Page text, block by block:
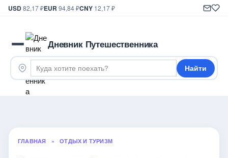
USD82,17 ₽EUR 94,84 ₽CNY 12,17 ₽
Дневник Путешественника
Найти
ГЛАВНАЯ » ОТДЫХ И ТУРИЗМ